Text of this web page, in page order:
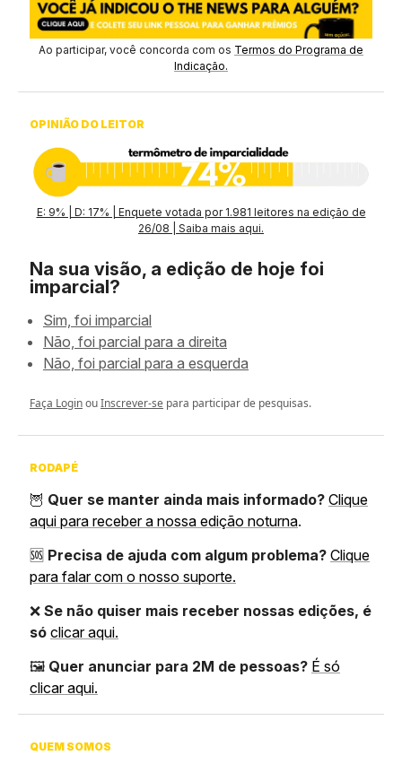
Ao participar, você concorda com os Termos do Programa de
Indicação.
OPINIÃO DO LEITOR
E: 9% | D: 17% | Enquete votada por 1.981 leitores na edição de
26/08 | Saiba mais aqui.
Na sua visão, a edição de hoje foi
imparcial?
Sim, foi imparcial
Não, foi parcial para a direita
Não, foi parcial para a esquerda
Faça LoginouInscrever-se para participar de pesquisas.
RODAPÉ
🦉 Quer se manter ainda mais informado? Clique
aqui para receber a nossa edição noturna.
🆘 Precisa de ajuda com algum problema? Clique
para falar com o nosso suporte.
❌ Se não quiser mais receber nossas edições, é
só clicar aqui.
🖼️ Quer anunciar para 2M de pessoas? É só
clicar aqui.
QUEM SOMOS